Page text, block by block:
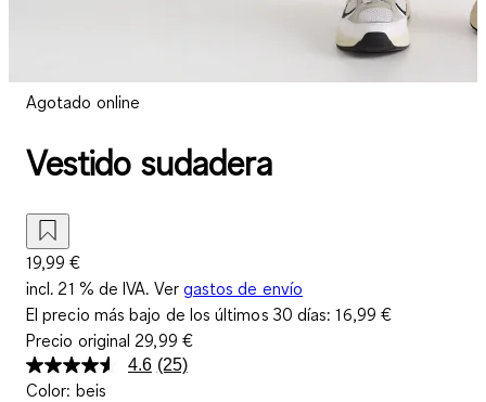
Agotado online
Vestido sudadera
19,99 €
incl. 21 % de IVA. Ver gastos de envío
El precio más bajo de los últimos 30 días:16,99 €
Precio original 29,99 €
4.6 Lea
(25)
Color: beis